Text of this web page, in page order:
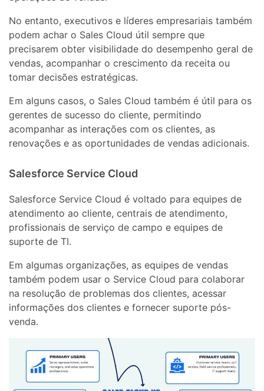
No entanto, executivos e líderes empresariais também
podem achar o Sales Cloud útil sempre que
precisarem obter visibilidade do desempenho geral de
vendas, acompanhar o crescimento da receita ou
tomar decisões estratégicas.
Em alguns casos, o Sales Cloud também é útil para os
gerentes de sucesso do cliente, permitindo
acompanhar as interações com os clientes, as
renovações e as oportunidades de vendas adicionais.
Salesforce Service Cloud
Salesforce Service Cloud é voltado para equipes de
atendimento ao cliente, centrais de atendimento,
profissionais de serviço de campo e equipes de
suporte de TI.
Em algumas organizações, as equipes de vendas
também podem usar o Service Cloud para colaborar
na resolução de problemas dos clientes, acessar
informações dos clientes e fornecer suporte pós-
venda.